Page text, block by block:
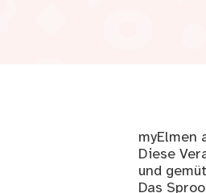
myElmen
Diese
und
Das